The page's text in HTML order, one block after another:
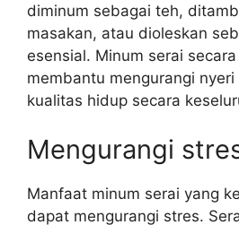
diminum sebagai teh,
masakan, atau dioleskan
esensial. Minum serai
membantu mengurangi
kualitas hidup secara
Mengurangi
Manfaat minum serai yang
dapat mengurangi stres.